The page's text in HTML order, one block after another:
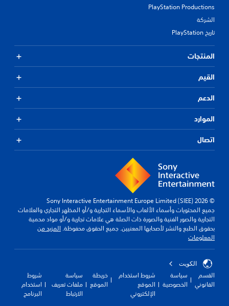
PlayStation Productions
الشركة
تاريخ PlayStation
المنتجات
القيم
الدعم
الموارد
اتصال
© 2026 Sony Interactive Entertainment Europe Limited (SIEE)
جميع المحتويات وأسماء الألعاب والأسماء التجارية و/أو المظهر التجاري والعلامات
التجارية والصور الفنية والصورة ذات الصلة هي علامات تجارية و/أو مواد محمية
بحقوق الطبع والنشر لأصحابها المعنيين. جميع الحقوق محفوظة. المزيد من
المعلومات
الكويت‎
القسم
القانوني
سياسة
الخصوصية
شروط استخدام
الموقع
الإلكتروني
خريطة
الموقع
سياسة
ملفات تعريف
الارتباط
شروط
استخدام
البرنامج